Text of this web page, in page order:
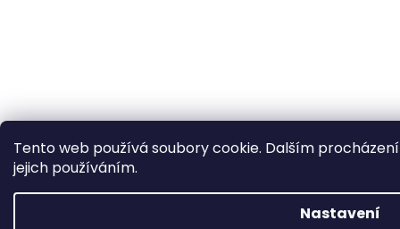
Tento web používá soubory cookie. Dalším
jejich používáním.
Nastavení